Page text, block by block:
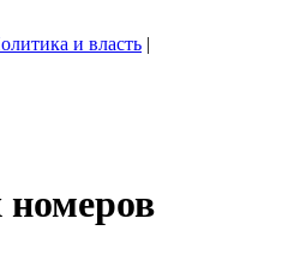
и власть |
номеров